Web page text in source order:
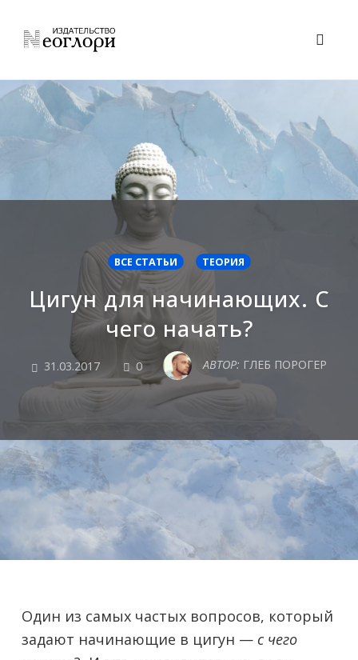
ВСЕ СТАТЬИ ТЕОРИЯ
Цигун для начинающих. С
чего начать?
31.03.2017 0COMMENTSАВТОР: ГЛЕБ ПОРОГЕР
Один из самых частых вопросов, который
задают начинающие в цигун — с чего